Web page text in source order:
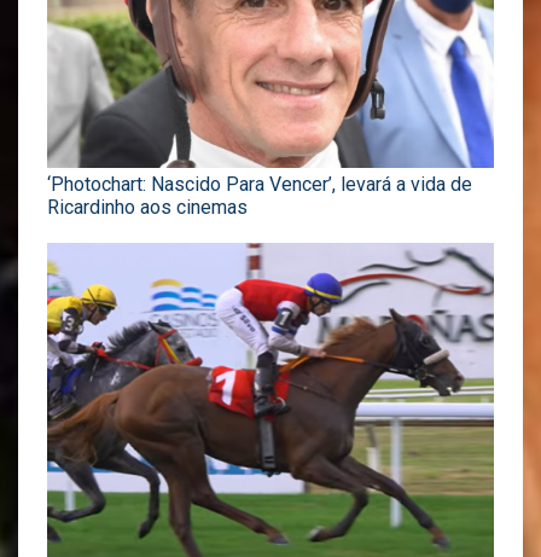
‘Photochart: Nascido Para Vencer’, levará a vida de
Ricardinho aos cinemas